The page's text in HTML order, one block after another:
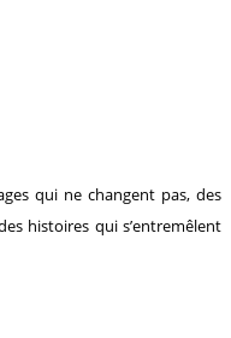
qui ne changent pas, des
histoires qui s’entremêlent